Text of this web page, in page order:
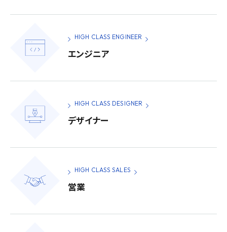
HIGH CLASS ENGINEER
エンジニア
HIGH CLASS DESIGNER
デザイナー
HIGH CLASS SALES
営業